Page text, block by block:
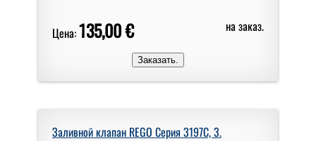
Цена:135,00 € на заказ.
Заливной клапан REGO Серия 3197C, 3.